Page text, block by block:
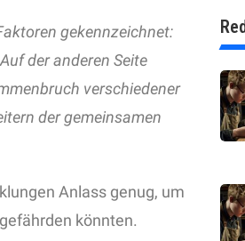
gekennzeichnet:
der anderen Seite
verschiedener
der gemeinsamen
Anlass genug, um
könnten.